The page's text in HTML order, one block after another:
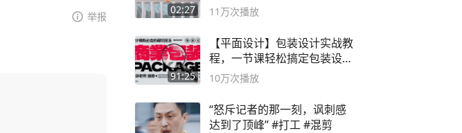
举报
02:27 11万次播放
91:25
【平面设计】包装设计实战教
程，一节课轻松搞定包装设计
流程！
10万次播放
“怒斥记者的那一刻，讽刺感
达到了顶峰” #打工 #混剪